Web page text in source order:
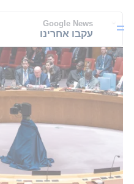
Google News
עקבו אחרינו